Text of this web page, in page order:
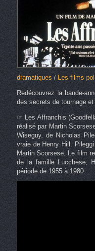
dramatiques/Les films
Redécouvrez la bande-
des secrets de tournage
☞ Les Affranchis
réalisé par Martin
Wiseguy, de Nicholas
vraie de Henry Hill.
Martin Scorsese. Le film
de la famille Lucchese,
période de 1955 à 1980.